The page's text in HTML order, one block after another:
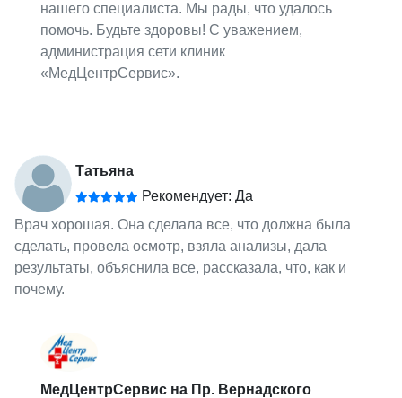
нашего специалиста. Мы рады, что удалось
помочь. Будьте здоровы! С уважением,
администрация сети клиник
«МедЦентрСервис».
Татьяна
Рекомендует: Да
Врач хорошая. Она сделала все, что должна была
сделать, провела осмотр, взяла анализы, дала
результаты, объяснила все, рассказала, что, как и
почему.
МедЦентрСервис на Пр. Вернадского